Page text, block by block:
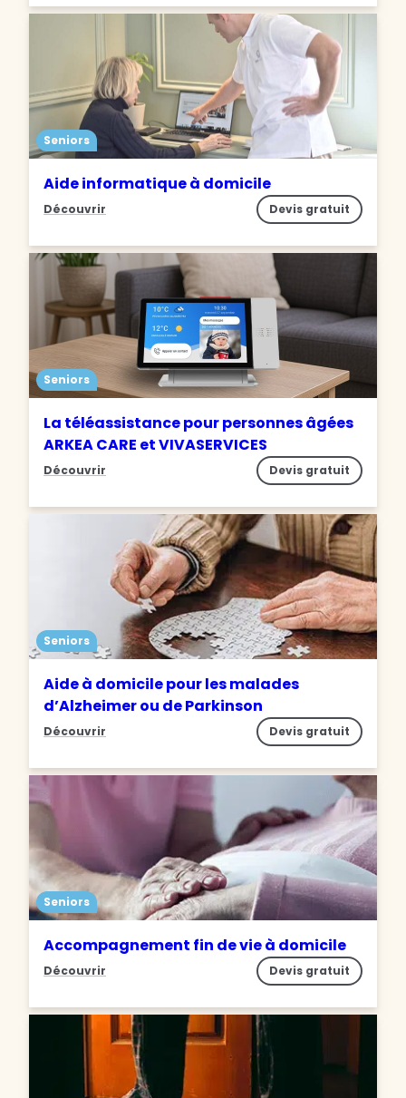
Seniors
Aide informatique à domicile
Découvrir Devis gratuit
Seniors
La téléassistance pour personnes âgées
ARKEA CARE et VIVASERVICES
Découvrir Devis gratuit
Seniors
Aide à domicile pour les malades
d’Alzheimer ou de Parkinson
Découvrir Devis gratuit
Seniors
Accompagnement fin de vie à domicile
Découvrir Devis gratuit